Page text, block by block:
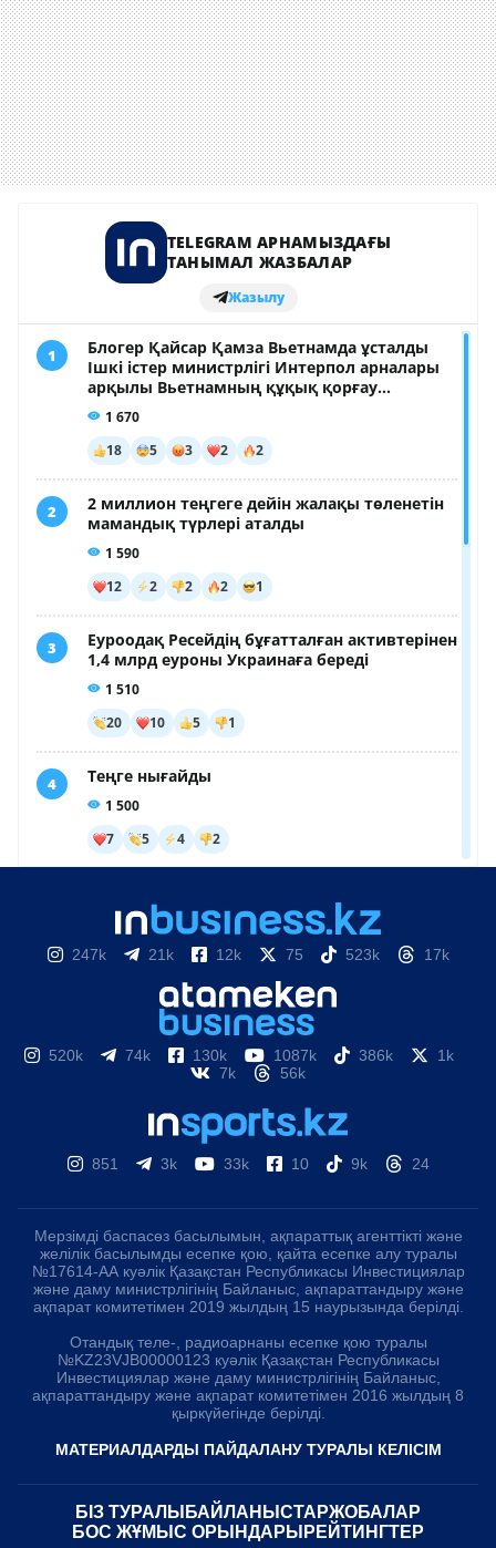
247k 21k 12k 75 523k 17k
520k 74k 130k 1087k 386k
1k
7k
56k
851 3k 33k 10 9k 24
Мерзімді баспасөз басылымын, ақпараттық агенттікті және
желілік басылымды есепке қою, қайта есепке алу туралы
№17614-АА куәлік Қазақстан Республикасы Инвестициялар
және даму министрлігінің Байланыс, ақпараттандыру және
ақпарат комитетімен 2019 жылдың 15 наурызында берілді.
Отандық теле-, радиоарнаны есепке қою туралы
№KZ23VJB00000123 куәлік Қазақстан Республикасы
Инвестициялар және даму министрлігінің Байланыс,
ақпараттандыру және ақпарат комитетімен 2016 жылдың 8
қыркүйегінде берілді.
МАТЕРИАЛДАРДЫ ПАЙДАЛАНУ ТУРАЛЫ КЕЛІСІМ
БІЗ ТУРАЛЫ БАЙЛАНЫСТАРЖОБАЛАР
БОС ЖҰМЫС ОРЫНДАРЫ РЕЙТИНГТЕР